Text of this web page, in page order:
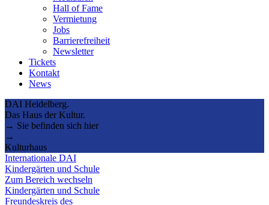
Hall of Fame
Vermietung
Jobs
Barrierefreiheit
Newsletter
Tickets
Kontakt
News
DAI Heidelberg.
Das Haus der Kultur.
→ Sie befinden sich hier
→
Kulturhaus
Internationale DAI
Kindergärten und Schule
Zum Bereich wechseln
Kindergärten und Schule
Freundeskreis des